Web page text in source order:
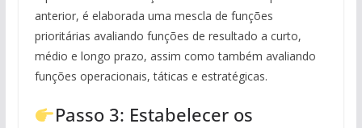
anterior, é elaborada uma mescla de funções
prioritárias avaliando funções de resultado a curto,
médio e longo prazo, assim como também avaliando
funções operacionais, táticas e estratégicas.
Passo 3: Estabelecer os